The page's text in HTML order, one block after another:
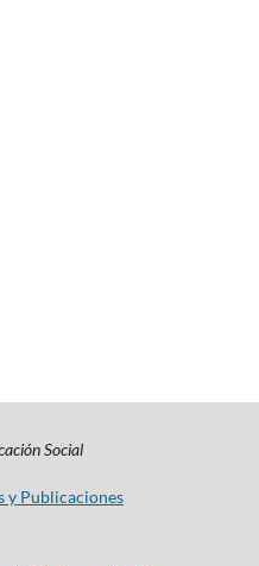
Social
y Publicaciones